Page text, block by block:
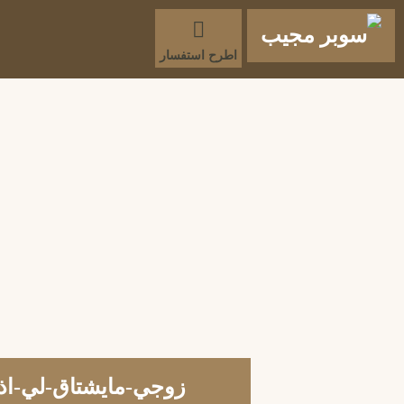
اطرح استفسار
زوجي-مايشتاق-لي-